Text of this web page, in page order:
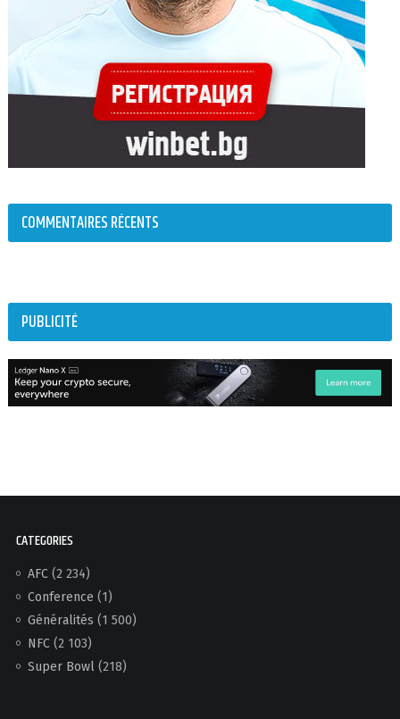
COMMENTAIRES RÉCENTS
PUBLICITÉ
CATEGORIES
AFC(2 234)
Conference (1)
Généralités (1 500)
NFC(2 103)
Super Bowl(218)